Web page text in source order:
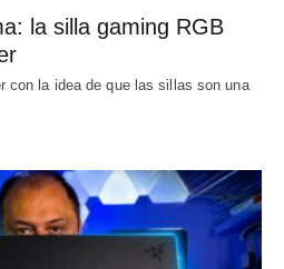
la silla gaming RGB
con la idea de que las sillas son una